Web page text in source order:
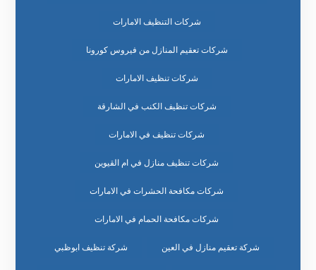
شركات التنظيف الامارات
شركات تعقيم المنازل من فيروس كورونا
شركات تنظيف الامارات
شركات تنظيف الكنب في الشارقة
شركات تنظيف في الامارات
شركات تنظيف منازل في ام القيوين
شركات مكافحة الحشرات في الامارات
شركات مكافحة الحمام في الامارات
شركة تعقيم منازل في العين شركة تنظيف ابوظبي